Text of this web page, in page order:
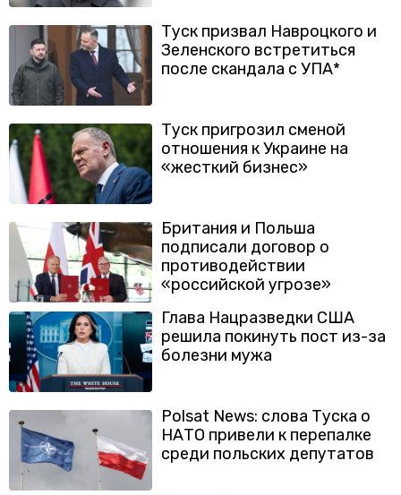
Туск призвал Навроцкого и
Зеленского встретиться
после скандала с УПА*
Туск пригрозил сменой
отношения к Украине на
«жесткий бизнес»
Британия и Польша
подписали договор о
противодействии
«российской угрозе»
Глава Нацразведки США
решила покинуть пост из-за
болезни мужа
Polsat News: слова Туска о
НАТО привели к перепалке
среди польских депутатов